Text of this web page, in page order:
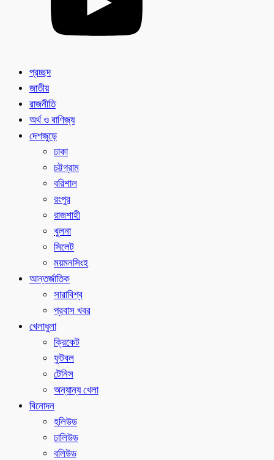
প্রচ্ছদ
জাতীয়
রাজনীতি
অর্থ ও বাণিজ্য
দেশজুড়ে
ঢাকা
চট্টগ্রাম
বরিশাল
রংপুর
রাজশাহী
খুলনা
সিলেট
ময়মনসিংহ
আন্তর্জাতিক
সারাবিশ্ব
প্রবাস খবর
খেলাধুলা
ক্রিকেট
ফুটবল
টেনিস
অন্যান্য খেলা
বিনোদন
হলিউড
ঢালিউড
বলিউড